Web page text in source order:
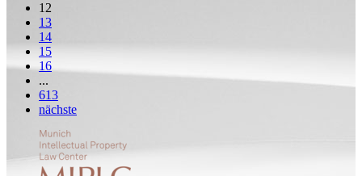
12
13
14
15
16
...
613
nächste